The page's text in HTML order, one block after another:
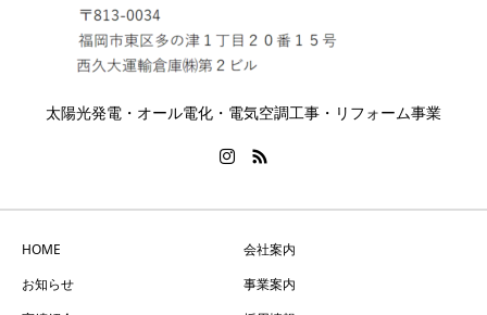
太陽光発電・オール電化・電気空調工事・リフォーム事業
HOME
会社案内
お知らせ
事業案内